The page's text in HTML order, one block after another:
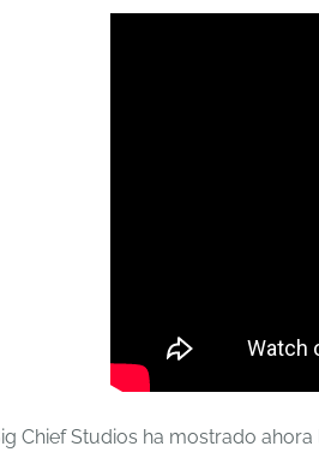
Chief Studios ha mostrado